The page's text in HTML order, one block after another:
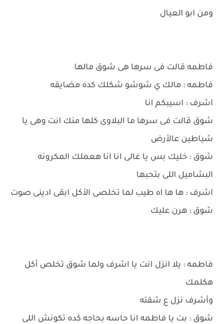
ومن ابو العيال
فاطمه قالت فى سرها هى شوق مالها
فاطمه : مالك ي شوشو شكلك كده مضايقه
اشرف : اسيبكم انا
شوق قالت فى سرها ما البلاوى كلها منك انت وهى يا
شياطين عالأرض
شوق : خليك بس يا غالى انا انا هعملك المكرونه
البشاميل اللى بتحبها
اشرف : ها ها اه طيب لما تخلصى الأكل ابقى ادينى صوت
شوق : هرن عليك
فاطمه : يلا انزل انت يا اشرف ولما شوق تخلص أكل
هكلمك
وأشرف نزل ع شقته
شوق : بت يا فاطمه انا حاسه بحاجه كده تكونش اللى